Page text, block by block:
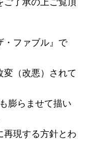
・ファブル』で
変（改悪）されて
膨らませて描い
再現する方針とわ